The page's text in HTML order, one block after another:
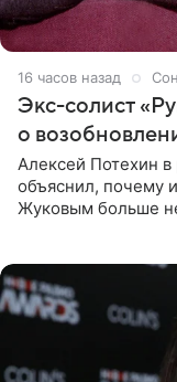
16 часов назад
Экс-солист
о
Алексей Потехин в
объяснил, почему
Жуковым больше